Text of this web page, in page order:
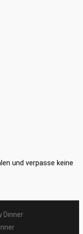
und verpasse keine
Dinner